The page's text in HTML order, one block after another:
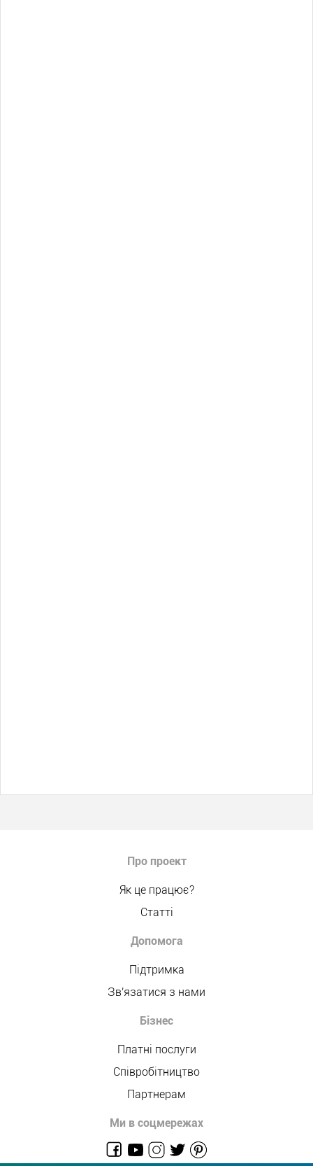
Про проект
Як це працює?
Статті
Допомога
Підтримка
Зв'язатися з нами
Бізнес
Платні послуги
Співробітництво
Партнерам
Ми в соцмережах